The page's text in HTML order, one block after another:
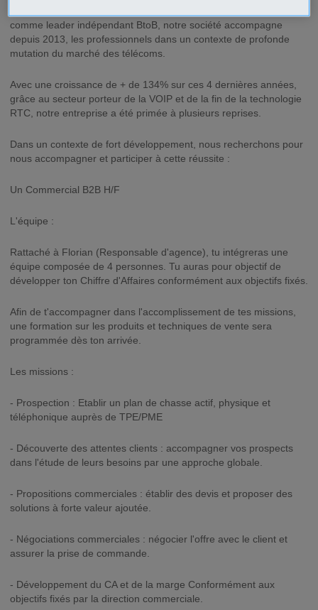
comme leader indépendant BtoB, notre société accompagne
depuis 2013, les professionnels dans un contexte de profonde
mutation du marché des télécoms.
Avec une croissance de + de 134% sur ces 4 dernières années,
grâce au secteur porteur de la VOIP et de la fin de la technologie
RTC, notre entreprise a été primée à plusieurs reprises.
Dans un contexte de fort développement, nous recherchons pour
nous accompagner et participer à cette réussite :
Un Commercial B2B H/F
L'équipe :
Rattaché à Florian (Responsable d'agence), tu intégreras une
équipe composée de 4 personnes. Tu auras pour objectif de
développer ton Chiffre d'Affaires conformément aux objectifs fixés.
Afin de t'accompagner dans l'accomplissement de tes missions,
une formation sur les produits et techniques de vente sera
programmée dès ton arrivée.
Les missions :
- Prospection : Etablir un plan de chasse actif, physique et
téléphonique auprès de TPE/PME
- Découverte des attentes clients : accompagner vos prospects
dans l'étude de leurs besoins par une approche globale.
- Propositions commerciales : établir des devis et proposer des
solutions à forte valeur ajoutée.
- Négociations commerciales : négocier l'offre avec le client et
assurer la prise de commande.
- Développement du CA et de la marge Conformément aux
objectifs fixés par la direction commerciale.